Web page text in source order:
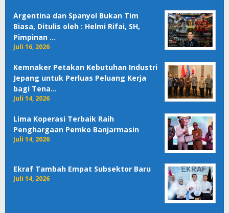
Argentina dan Spanyol Bukan Tim
Biasa, Ditulis oleh : Helmi Rifai, SH,
Pimpinan …
Juli 16, 2026
Kemnaker Petakan Kebutuhan Industri
Jepang untuk Perluas Peluang Kerja
bagi Tena…
Juli 14, 2026
Lima Koperasi Terbaik Raih
Penghargaan Pemko Banjarmasin
Juli 14, 2026
Ekraf Tambah Empat Subsektor Baru
Juli 14, 2026